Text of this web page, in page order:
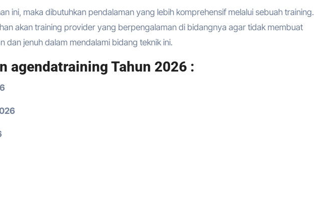
ini, maka dibutuhkan pendalaman yang lebih komprehensif melalui sebuah training.
akan training provider yang berpengalaman di bidangnya agar tidak membuat
dan jenuh dalam mendalami bidang teknik ini.
agendatraining Tahun 2026 :